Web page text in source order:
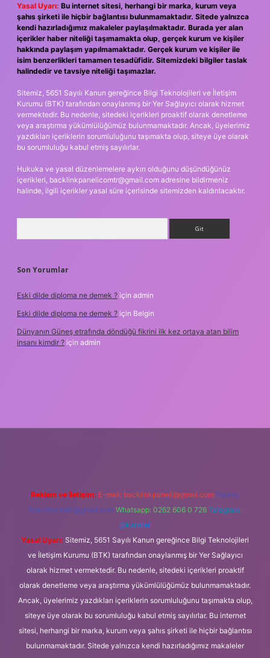
Yasal Uyarı: Bu internet sitesi, herhangi bir marka, kurum veya
şahıs şirketi ile hiçbir bağlantısı bulunmamaktadır. Sitede yalnızca
kendi hazırladığımız makaleler paylaşılmaktadır. Burada yer alan
içerikler haber niteliği taşımamakta olup, gerçek kurum ve kişiler
hakkında paylaşım yapılmamaktadır. Gerçek kurum ve kişiler ile
isim benzerlikleri tamamen tesadüfidir. Sitemizdeki bilgiler taslak
halindedir ve tavsiye niteliği taşımazlar.
Sitemiz, 5651 Sayılı Kanun gereğince Bilgi Teknolojileri ve İletişim
Kurumu (BTK) tarafından onaylanmış bir Yer Sağlayıcı olarak hizmet
vermektedir. Bu nedenle, sitedeki içerikleri proaktif olarak denetleme
veya araştırma yükümlülüğümüz bulunmamaktadır. Ancak, üyelerimiz
yazdıkları içeriklerin sorumluluğunu taşımakta olup, siteye üye olarak
bu sorumluluğu kabul etmiş sayılırlar.
Hukuka ve yasal düzenlemelere aykırı olduğunu düşündüğünüz
içerikleri, backlinkpanelicomtr@gmail.com adresine bildirmeniz
halinde, ilgili içerikler yasal süre içerisinde sitemizden kaldırılacaktır.
Son Yorumlar
Eski dilde diploma ne demek ? için admin
Eski dilde diploma ne demek ? için Belgin
Dünyanın Güneş etrafında döndüğü fikrini ilk kez ortaya atan bilim
insanı kimdir ? için admin
Reklam ve İletişim: E-mail: backlinkpaneli@gmail.com Teams:
forumhizmeti@gmail.com Whatsapp: 0262 606 0 726 Telegram:
@karabul
Yasal Uyarı: Sitemiz, 5651 Sayılı Kanun gereğince Bilgi Teknolojileri
ve İletişim Kurumu (BTK) tarafından onaylanmış bir Yer Sağlayıcı
olarak hizmet vermektedir. Bu nedenle, sitedeki içerikleri proaktif
olarak denetleme veya araştırma yükümlülüğümüz bulunmamaktadır.
Ancak, üyelerimiz yazdıkları içeriklerin sorumluluğunu taşımakta olup,
siteye üye olarak bu sorumluluğu kabul etmiş sayılırlar. Bu internet
sitesi, herhangi bir marka, kurum veya şahıs şirketi ile hiçbir bağlantısı
bulunmamaktadır. Sitede yalnızca kendi hazırladığımız makaleler